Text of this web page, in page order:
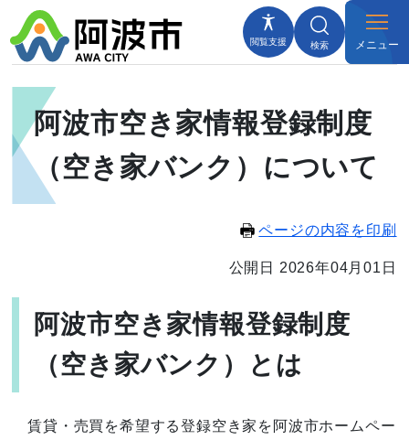
閲覧支援 検索 メニュー
阿波市空き家情報登録制度
（空き家バンク）について
ページの内容を印刷
公開日 2026年04月01日
阿波市空き家情報登録制度
（空き家バンク）とは
賃貸・売買を希望する登録空き家を阿波市ホームペー